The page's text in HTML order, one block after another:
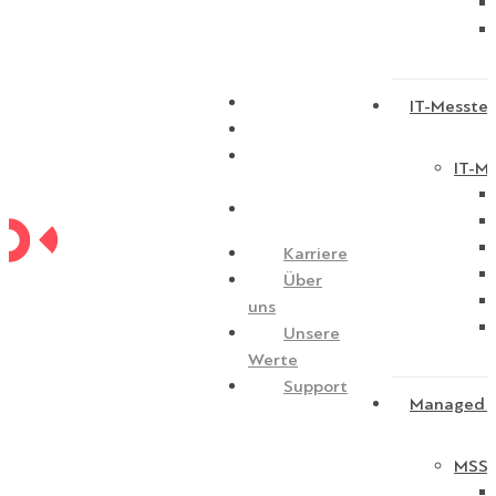
Karriere
Über
uns
Unsere
Werte
Support
IT-
IT-
Managed